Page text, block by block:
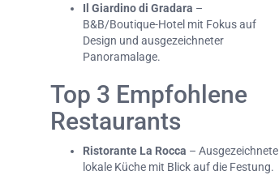
Il Giardino di Gradara –
B&B/Boutique-Hotel mit Fokus auf
Design und ausgezeichneter
Panoramalage.
Top 3 Empfohlene
Restaurants
Ristorante La Rocca – Ausgezeichnete
lokale Küche mit Blick auf die Festung.